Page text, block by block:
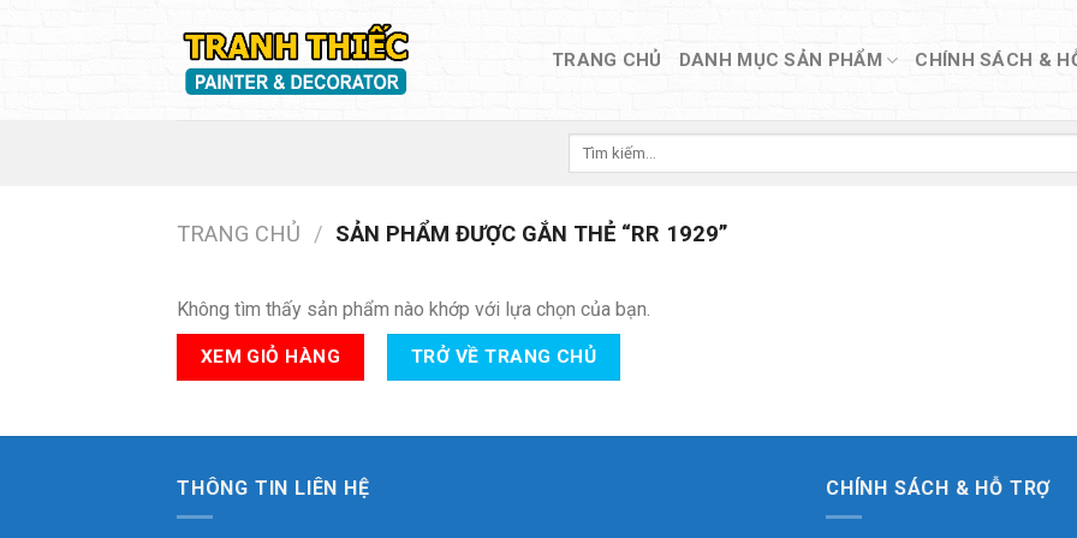
TRANG CHỦ DANH MỤC SẢN PHẨM CHÍNH SÁCH &
Tìm
TRANG CHỦ / SẢN PHẨM ĐƯỢC GẮN THẺ “RR 1929”
Không tìm thấy sản phẩm nào khớp với lựa chọn của bạn.
XEM GIỎ HÀNG TRỞ VỀ TRANG CHỦ
THÔNG TIN LIÊN HỆ CHÍNH SÁCH & HỖ TRỢ